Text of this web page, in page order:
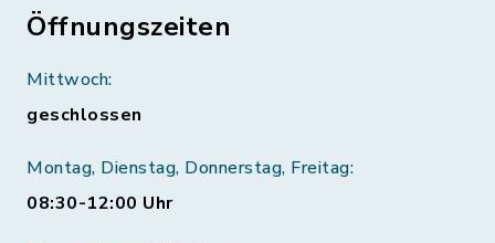
Öffnungszeiten
Mittwoch:
geschlossen
Montag, Dienstag, Donnerstag, Freitag:
08:30-12:00 Uhr